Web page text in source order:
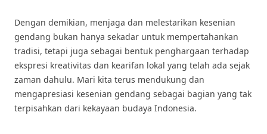
Dengan demikian, menjaga dan melestarikan kesenian
gendang bukan hanya sekadar untuk mempertahankan
tradisi, tetapi juga sebagai bentuk penghargaan terhadap
ekspresi kreativitas dan kearifan lokal yang telah ada sejak
zaman dahulu. Mari kita terus mendukung dan
mengapresiasi kesenian gendang sebagai bagian yang tak
terpisahkan dari kekayaan budaya Indonesia.